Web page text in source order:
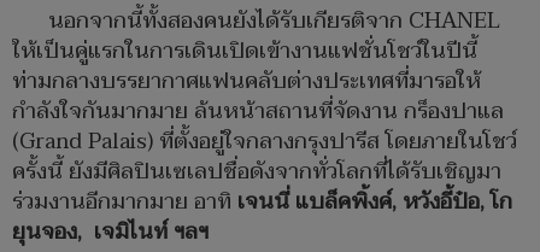
นอกจากนี้ทั้งสองคนยังได้รับเกียรติจาก CHANEL
ให้เป็นคู่แรกในการเดินเปิดเข้างานแฟชั่นโชว์ในปีนี้
ท่ามกลางบรรยากาศแฟนคลับต่างประเทศที่มารอให้
กำลังใจกันมากมาย ล้นหน้าสถานที่จัดงาน กร็องปาแล
(Grand Palais) ที่ตั้งอยู่ใจกลางกรุงปารีส โดยภายในโชว์
ครั้งนี้ ยังมีศิลปินเซเลปชื่อดังจากทั่วโลกที่ได้รับเชิญมา
ร่วมงานอีกมากมาย อาทิ เจนนี่ แบล็คพิ้งค์, หวังอี้ป๋อ, โก
ยุนจอง, เจมิไนท์ ฯลฯ